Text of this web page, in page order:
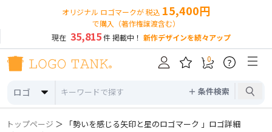
オリジナル ロゴマークが 税込 15,400円
で購入（著作権譲渡含む）
現在 35,815件 掲載中！ 新作デザインを続々アップ
ロゴ ＋ 条件検索
0 ?
トップページ ＞ 「勢いを感じる矢印と星のロゴマーク 」ロゴ詳細